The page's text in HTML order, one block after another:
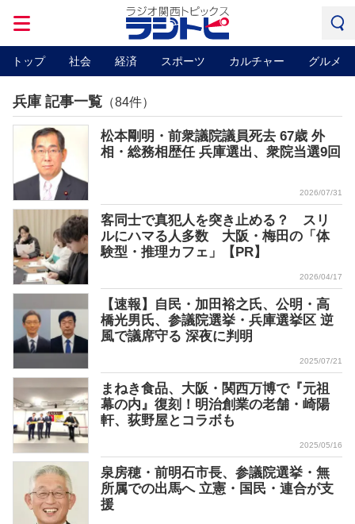
トップ 社会 経済 スポーツ カルチャー グルメ
兵庫 記事一覧 （84件）
松本剛明・前衆議院議員死去 67歳 外
相・総務相歴任 兵庫選出、衆院当選9回
2026/07/31
客同士で真犯人を突き止める？ スリ
ルにハマる人多数 大阪・梅田の「体
験型・推理カフェ」【PR】
2026/04/17
【速報】自民・加田裕之氏、公明・高
橋光男氏、参議院選挙・兵庫選挙区 逆
風で議席守る 深夜に判明
2025/07/21
まねき食品、大阪・関西万博で『元祖
幕の内』復刻！明治創業の老舗・崎陽
軒、荻野屋とコラボも
2025/05/16
泉房穂・前明石市長、参議院選挙・無
所属での出馬へ 立憲・国民・連合が支
援